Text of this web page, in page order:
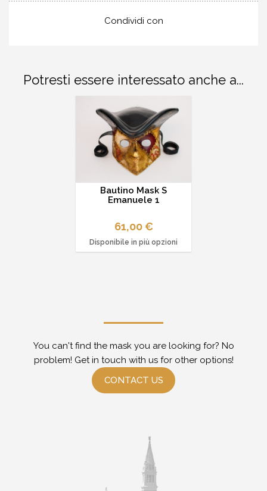
Condividi con
Potresti essere interessato anche a...
Bautino Mask S
Emanuele 1
61,00 €
Disponibile in più opzioni
You can't find the mask you are looking for? No
problem! Get in touch with us for other options!
CONTACT US